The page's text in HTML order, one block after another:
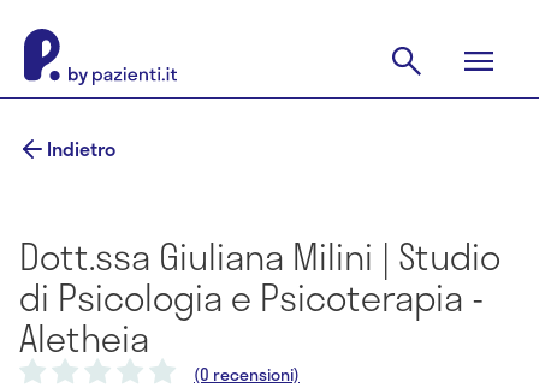
Indietro
Dott.ssa Giuliana Milini | Studio
di Psicologia e Psicoterapia -
Aletheia
(0 recensioni)